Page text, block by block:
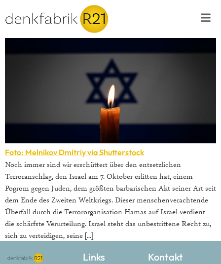
Foto: Melnikov Dmitriy via Shutterstock
Noch immer sind wir erschüttert über den entsetzlichen
Terroranschlag, den Israel am 7. Oktober erlitten hat, einem
Pogrom gegen Juden, dem größten barbarischen Akt seiner Art seit
dem Ende des Zweiten Weltkriegs. Dieser menschenverachtende
Überfall durch die Terrororganisation Hamas auf Israel verdient
die schärfste Verurteilung. Israel steht das unbestrittene Recht zu,
sich zu verteidigen, seine […]
Links Kontakt